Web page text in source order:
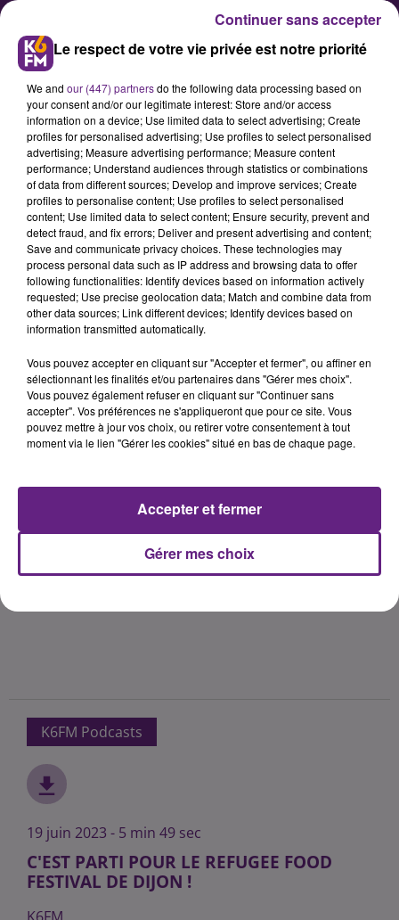
C'est parti pour le Refugee Food
Festival de Dijon !
K6FM Podcasts
19 juin 2023 - 5 min 49 sec
C'EST PARTI POUR LE REFUGEE FOOD
FESTIVAL DE DIJON !
K6FM
Le respect de votre vie privée est notre priorité
We and our (447) partnersdo the following data processing based on
your consent and/or our legitimate interest: Store and/or access
information on a device; Use limited data to select advertising; Create
profiles for personalised advertising; Use profiles to select personalised
advertising; Measure advertising performance; Measure content
performance; Understand audiences through statistics or combinations
of data from different sources; Develop and improve services; Create
profiles to personalise content; Use profiles to select personalised
content; Use limited data to select content; Ensure security, prevent and
detect fraud, and fix errors; Deliver and present advertising and content;
Save and communicate privacy choices. These technologies may
process personal data such as IP address and browsing data to offer
following functionalities: Identify devices based on information actively
requested; Use precise geolocation data; Match and combine data from
other data sources; Link different devices; Identify devices based on
information transmitted automatically.
Vous pouvez accepter en cliquant sur "Accepter et fermer", ou affiner en
sélectionnant les finalités et/ou partenaires dans "Gérer mes choix".
Vous pouvez également refuser en cliquant sur "Continuer sans
accepter". Vos préférences ne s'appliqueront que pour ce site. Vous
pouvez mettre à jour vos choix, ou retirer votre consentement à tout
moment via le lien "Gérer les cookies" situé en bas de chaque page.
Gérer mes choix
Accepter et fermer
Continuer sans accepter